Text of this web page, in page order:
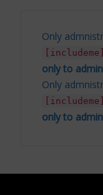
Only
[includeme]
only to
Only
[includeme]
only to